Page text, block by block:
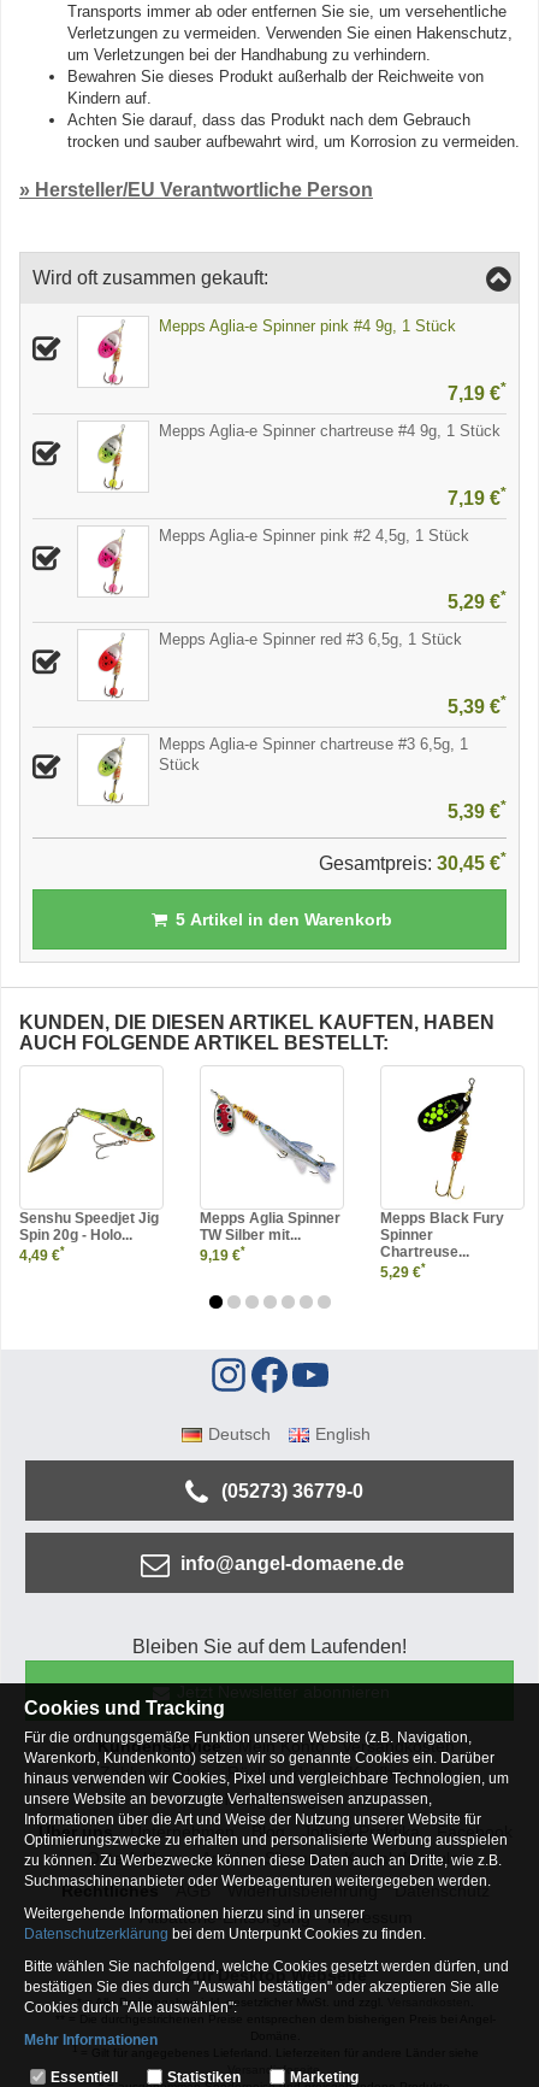
Transports immer ab oder entfernen Sie sie, um versehentliche
Verletzungen zu vermeiden. Verwenden Sie einen Hakenschutz,
um Verletzungen bei der Handhabung zu verhindern.
Bewahren Sie dieses Produkt außerhalb der Reichweite von
Kindern auf.
Achten Sie darauf, dass das Produkt nach dem Gebrauch
trocken und sauber aufbewahrt wird, um Korrosion zu vermeiden.
» Hersteller/EU Verantwortliche Person
Wird oft zusammen gekauft:
Mepps Aglia-e Spinner pink #4 9g, 1 Stück
7,19 €*
Mepps Aglia-e Spinner chartreuse #4 9g, 1 Stück
7,19 €*
Mepps Aglia-e Spinner pink #2 4,5g, 1 Stück
5,29 €*
Mepps Aglia-e Spinner red #3 6,5g, 1 Stück
5,39 €*
Mepps Aglia-e Spinner chartreuse #3 6,5g, 1
Stück
5,39 €*
Gesamtpreis: 30,45 €*
5Artikel in den Warenkorb
KUNDEN, DIE DIESEN ARTIKEL KAUFTEN, HABEN
AUCH FOLGENDE ARTIKEL BESTELLT:
Senshu Speedjet Jig
Spin 20g - Holo...
4,49 €*
Mepps Aglia Spinner
TW Silber mit...
9,19 €*
Mepps Black Fury
Spinner
Chartreuse...
5,29 €*
Deutsch English
(05273) 36779-0
info@angel-domaene.de
Bleiben Sie auf dem Laufenden!
Kundenservice Mein Konto
Versandkosten
Zahlungsarten
Rücksendung
Kaufberatung
Häufige Fragen
Über uns
Unternehmen Blog Jobs & Praktika
Facebook
Osterfeldsee
Archiv Sitemap
Kontaktformular
Rechtliches
AGB Widerrufsbelehrung
Datenschutz
Altbatterie-Entsorgung
Impressum
Zur Desktop Webseite
* = Alle Preisangaben inkl. gesetzlicher MwSt. und zzgl.
Versandinfoseite.
2
Cookies und Tracking
Für die ordnungsgemäße Funktion unserer Website (z.B. Navigation,
Warenkorb, Kundenkonto) setzen wir so genannte Cookies ein. Darüber
hinaus verwenden wir Cookies, Pixel und vergleichbare Technologien, um
unsere Website an bevorzugte Verhaltensweisen anzupassen,
Informationen über die Art und Weise der Nutzung unserer Website für
Optimierungszwecke zu erhalten und personalisierte Werbung ausspielen
zu können. Zu Werbezwecke können diese Daten auch an Dritte, wie z.B.
Suchmaschinenanbieter oder Werbeagenturen weitergegeben werden.
Weitergehende Informationen hierzu sind in unserer
Datenschutzerklärung bei dem Unterpunkt Cookies zu finden.
Bitte wählen Sie nachfolgend, welche Cookies gesetzt werden dürfen, und
bestätigen Sie dies durch "Auswahl bestätigen" oder akzeptieren Sie alle
Cookies durch "Alle auswählen":
Mehr Informationen
Essentiell
Essentiell Statistiken Marketing